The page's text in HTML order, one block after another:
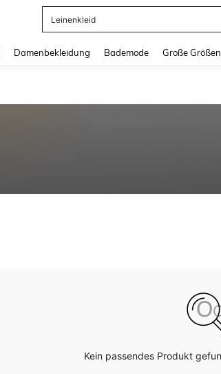
Leinenkleid
Damenbekleidung Bademode Große Größen
Kein passendes Produkt